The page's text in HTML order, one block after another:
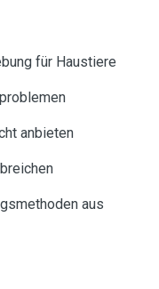
für Haustiere
anbieten
aus